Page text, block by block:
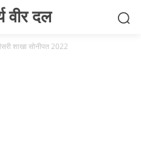
वीर दल
शाखा सोनीपत 2022